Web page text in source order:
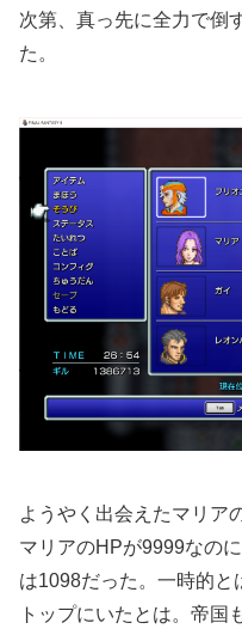
次第、真っ先に全力で倒
た。
ようやく出会えたマリア
マリアのHPが9999なの
は1098だった。一時的
トップにいたとは。帝国